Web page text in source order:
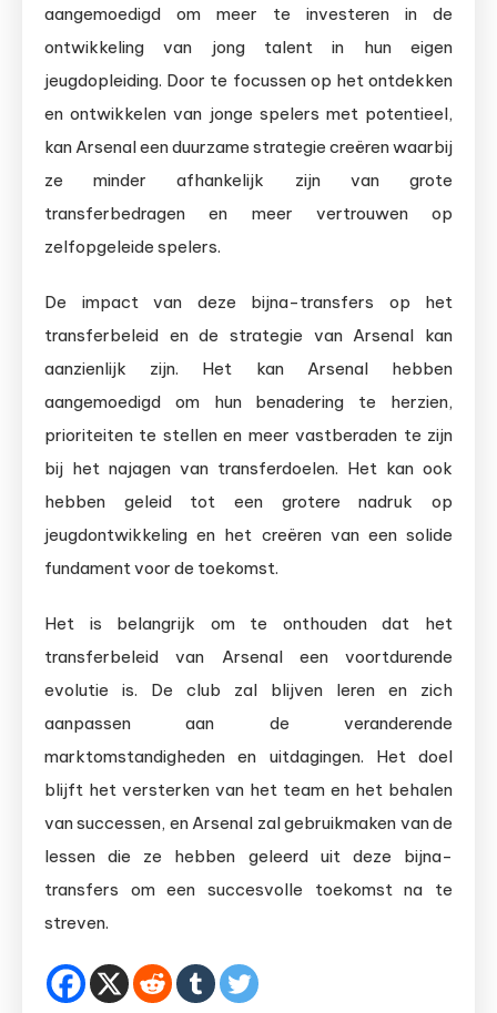
aangemoedigd om meer te investeren in de
ontwikkeling van jong talent in hun eigen
jeugdopleiding. Door te focussen op het ontdekken
en ontwikkelen van jonge spelers met potentieel,
kan Arsenal een duurzame strategie creëren waarbij
ze minder afhankelijk zijn van grote
transferbedragen en meer vertrouwen op
zelfopgeleide spelers.
De impact van deze bijna-transfers op het
transferbeleid en de strategie van Arsenal kan
aanzienlijk zijn. Het kan Arsenal hebben
aangemoedigd om hun benadering te herzien,
prioriteiten te stellen en meer vastberaden te zijn
bij het najagen van transferdoelen. Het kan ook
hebben geleid tot een grotere nadruk op
jeugdontwikkeling en het creëren van een solide
fundament voor de toekomst.
Het is belangrijk om te onthouden dat het
transferbeleid van Arsenal een voortdurende
evolutie is. De club zal blijven leren en zich
aanpassen aan de veranderende
marktomstandigheden en uitdagingen. Het doel
blijft het versterken van het team en het behalen
van successen, en Arsenal zal gebruikmaken van de
lessen die ze hebben geleerd uit deze bijna-
transfers om een succesvolle toekomst na te
streven.